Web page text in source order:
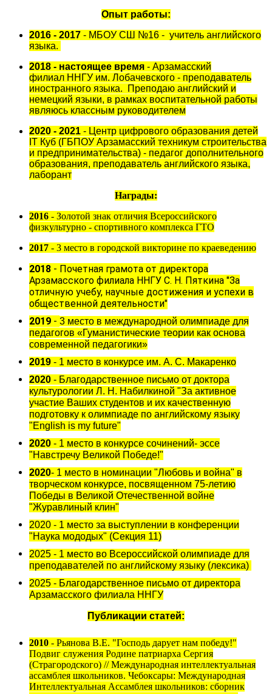
Опыт работы:
2016 - 2017 - МБОУ СШ №16 - учитель английского
языка.
2018 - настоящее время - Арзамасский
филиал ННГУ им. Лобачевского - преподаватель
иностранного языка. Преподаю английский и
немецкий языки, в рамках воспитательной работы
являюсь классным руководителем
2020 - 2021 - Центр цифрового образования детей
IT Куб (ГБПОУ Арзамасский техникум строительства
и предпринимательства) - педагог дополнительного
образования, преподаватель английского языка,
лаборант
Награды:
2016 - Золотой знак отличия Всероссийского
физкультурно - спортивного комплекса ГТО
2017 - 3 место в городской викторине по краеведению
2018 - Почетная грамота от директора
Арзамасского филиала ННГУ С. Н. Пяткина "За
отличную учебу, научные достижения и успехи в
общественной деятельности"
2019 - 3 место в международной олимпиаде для
педагогов «Гуманистические теории как основа
современной педагогики»
2019 - 1 место в конкурсе им. А. С. Макаренко
2020 - Благодарственное письмо от доктора
культурологии Л. Н. Набилкиной "За активное
участие Ваших студентов и их качественную
подготовку к олимпиаде по английскому языку
"English is my future"
2020 - 1 место в конкурсе сочинений- эссе
"Навстречу Великой Победе!"
2020- 1 место в номинации "Любовь и война" в
творческом конкурсе, посвященном 75-летию
Победы в Великой Отечественной войне
"Журавлиный клин"
2020 - 1 место за выступлении в конференции
"Наука мододых" (Секция 11)
2025 - 1 место во Всероссийской олимпиаде для
преподавателей по английскому языку (лексика)
2025 - Благодарственное письмо от директора
Арзамасского филиала ННГУ
Публикации статей:
2010 - Рьянова В.Е. "Господь дарует нам победу!"
Подвиг служения Родине патриарха Сергия
(Страгородского) // Международная интеллектуальная
ассамблея школьников. Чебоксары: Международная
Интеллектуальная Ассамблея школьников: сборник